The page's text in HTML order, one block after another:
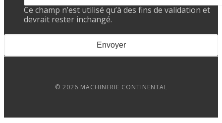
Ce champ n’est utilisé qu’à des fins de validation et
devrait rester inchangé.
© 2026 MACHINERIE CONTINENTAL